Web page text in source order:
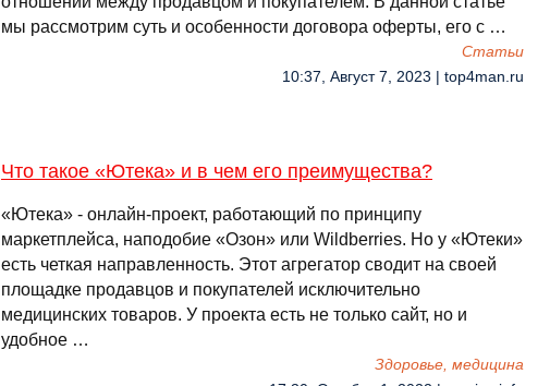
мы рассмотрим суть и особенности договора оферты, его с …
Cтатьи
10:37, Август 7, 2023 | top4man.ru
Что такое «Ютека» и в чем его преимущества?
«Ютека» - онлайн-проект, работающий по принципу
маркетплейса, наподобие «Озон» или Wildberries. Но у «Ютеки»
есть четкая направленность. Этот агрегатор сводит на своей
площадке продавцов и покупателей исключительно
медицинских товаров. У проекта есть не только сайт, но и
удобное …
Здоровье, медицина